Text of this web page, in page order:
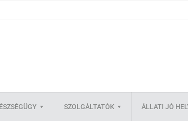
SZOLGÁLTATÓK ÁLLATI JÓ